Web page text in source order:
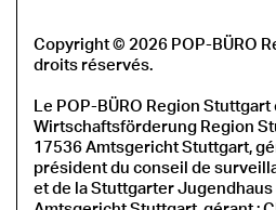
Copyright © 2026 POP-BÜRO
droits réservés.
Le POP-BÜRO Region
Wirtschaftsförderung Region
17536 Amtsgericht Stuttgart,
président du conseil de
et de la Stuttgarter Jugendhaus